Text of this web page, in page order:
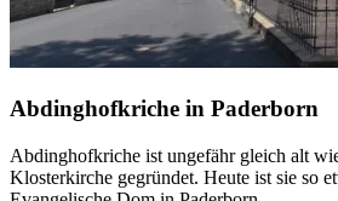
Abdinghofkriche in Paderborn
Abdinghofkriche ist ungefähr gleich alt
Klosterkirche gegründet. Heute ist sie so